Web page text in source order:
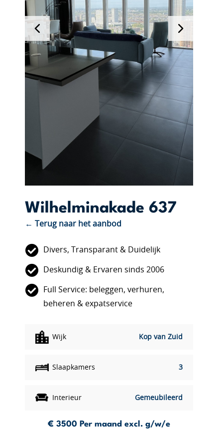
Wilhelminakade 637
← Terug naar het aanbod
Divers, Transparant & Duidelijk
Deskundig & Ervaren sinds 2006
Full Service: beleggen, verhuren,
beheren & expatservice
Wijk Kop van Zuid
Slaapkamers 3
Interieur Gemeubileerd
€ 3500 Per maand excl. g/w/e